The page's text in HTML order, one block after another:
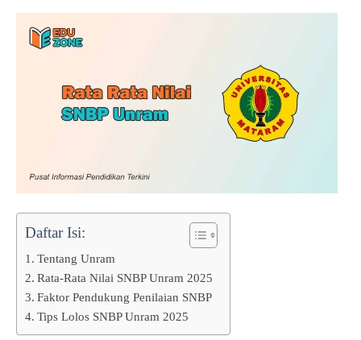
Daftar Isi:
Tentang Unram
Rata-Rata Nilai SNBP Unram 2025
Faktor Pendukung Penilaian SNBP
Tips Lolos SNBP Unram 2025